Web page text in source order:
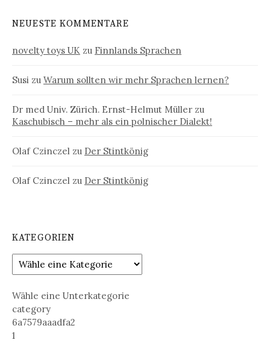
NEUESTE KOMMENTARE
novelty toys UK zu Finnlands Sprachen
Susi zu Warum sollten wir mehr Sprachen lernen?
Dr med Univ. Zürich. Ernst-Helmut Müller zu
Kaschubisch – mehr als ein polnischer Dialekt!
Olaf Czinczel zu Der Stintkönig
Olaf Czinczel zu Der Stintkönig
KATEGORIEN
Wähle eine Unterkategorie
category
6a7579aaadfa2
1